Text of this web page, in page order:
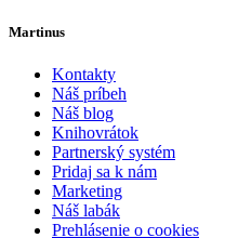
Martinus
Kontakty
Náš príbeh
Náš blog
Knihovrátok
Partnerský systém
Pridaj sa k nám
Marketing
Náš labák
Prehlásenie o cookies